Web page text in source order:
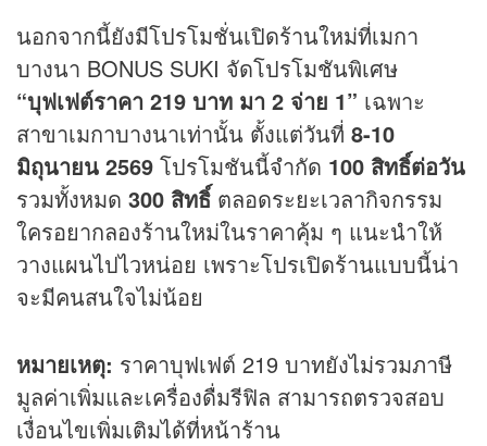
นอกจากนี้ยังมีโปรโมชั่นเปิดร้านใหม่ที่เมกา
บางนา BONUS SUKI จัดโปรโมชันพิเศษ
“บุฟเฟต์ราคา 219 บาท มา 2 จ่าย 1” เฉพาะ
สาขาเมกาบางนาเท่านั้น ตั้งแต่วันที่ 8-10
มิถุนายน 2569 โปรโมชันนี้จำกัด 100 สิทธิ์ต่อวัน
รวมทั้งหมด 300 สิทธิ์ ตลอดระยะเวลากิจกรรม
ใครอยากลองร้านใหม่ในราคาคุ้ม ๆ แนะนำให้
วางแผนไปไวหน่อย เพราะโปรเปิดร้านแบบนี้น่า
จะมีคนสนใจไม่น้อย
หมายเหตุ: ราคาบุฟเฟต์ 219 บาทยังไม่รวมภาษี
มูลค่าเพิ่มและเครื่องดื่มรีฟิล สามารถตรวจสอบ
เงื่อนไขเพิ่มเติมได้ที่หน้าร้าน